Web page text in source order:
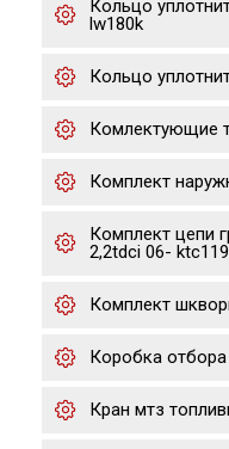
Кольцо
lw180k
Кольцо
Комлектующие
Комплект
Комплект цепи
2,2tdci 06-
Комплект
Коробка
Кран мтз